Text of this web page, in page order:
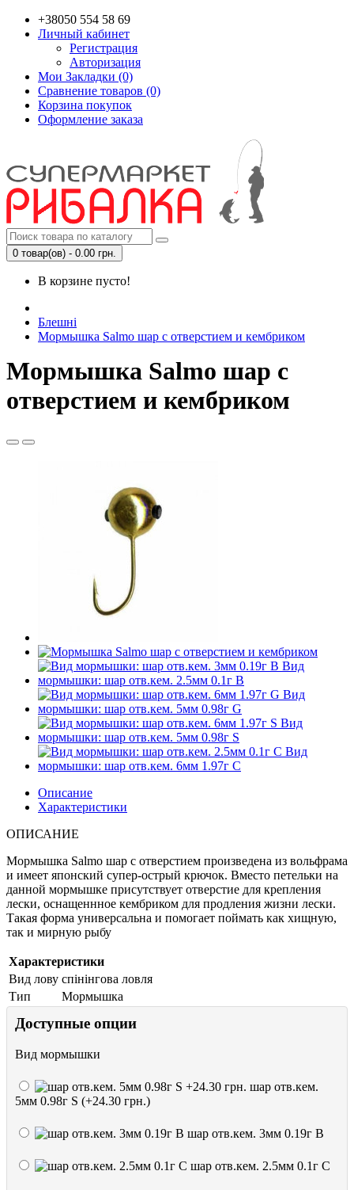
+38050 554 58 69
Личный кабинет
Регистрация
Авторизация
Мои Закладки (0)
Сравнение товаров (0)
Корзина покупок
Оформление заказа
0 товар(ов) - 0.00 грн.
В корзине пусто!
Блешні
Мормышка Salmo шар с отверстием и кембриком
Мормышка Salmo шар с
отверстием и кембриком
Описание
Характеристики
ОПИСАНИЕ
Мормышка Salmo шар с отверстием произведена из вольфрама
и имеет японский супер-острый крючок. Вместо петельки на
данной мормышке присутствует отверстие для крепления
лески, оснащеннное кембриком для продления жизни лески.
Такая форма универсальна и помогает поймать как хищную,
так и мирную рыбу
Характеристики
Вид лову спінінгова ловля
Тип
Мормышка
Доступные опции
Вид мормышки
шар отв.кем.
5мм 0.98г S (+24.30 грн.)
шар отв.кем. 3мм 0.19г B
шар отв.кем. 2.5мм 0.1г C